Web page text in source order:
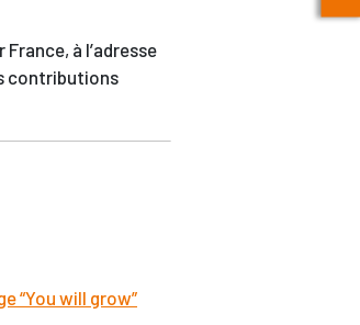
à l’adresse
contributions